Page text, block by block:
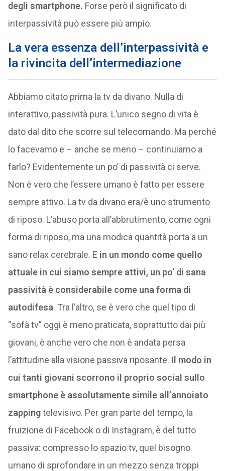
degli smartphone. Forse però il significato di
interpassività può essere più ampio.
La vera essenza dell’interpassività e
la rivincita dell’intermediazione
Abbiamo citato prima la tv da divano. Nulla di
interattivo, passività pura. L’unico segno di vita è
dato dal dito che scorre sul telecomando. Ma perché
lo facevamo e – anche se meno – continuiamo a
farlo? Evidentemente un po’ di passività ci serve.
Non è vero che l’essere umano è fatto per essere
sempre attivo. La tv da divano era/è uno strumento
di riposo. L’abuso porta all’abbrutimento, come ogni
forma di riposo, ma una modica quantità porta a un
sano relax cerebrale. E in un mondo come quello
attuale in cui siamo sempre attivi, un po’ di sana
passività è considerabile come una forma di
autodifesa. Tra l’altro, se è vero che quel tipo di
“sofà tv” oggi è meno praticata, soprattutto dai più
giovani, è anche vero che non è andata persa
l’attitudine alla visione passiva riposante. Il modo in
cui tanti giovani scorrono il proprio social sullo
smartphone è assolutamente simile all’annoiato
zappingtelevisivo. Per gran parte del tempo, la
fruizione di Facebook o di Instagram, è del tutto
passiva: compresso lo spazio tv, quel bisogno
umano di sprofondare in un mezzo senza troppi